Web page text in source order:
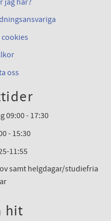
oss
09:00 - 17:30
- 15:30
11:55
samt helgdagar/studiefria
hit